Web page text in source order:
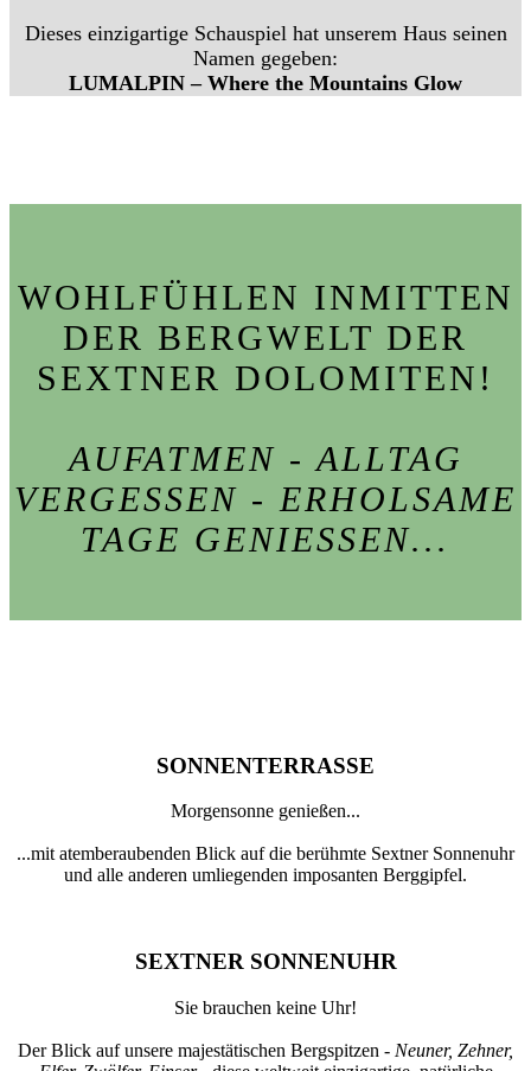
Dieses einzigartige Schauspiel hat unserem Haus seinen
Namen gegeben:
LUMALPIN – Where the Mountains Glow
WOHLFÜHLEN INMITTEN
DER BERGWELT DER
SEXTNER DOLOMITEN!
AUFATMEN - ALLTAG
VERGESSEN - ERHOLSAME
TAGE GENIESSEN...
SONNENTERRASSE
Morgensonne genießen...
...mit atemberaubenden Blick auf die berühmte Sextner Sonnenuhr
und alle anderen umliegenden imposanten Berggipfel.
SEXTNER SONNENUHR
Sie brauchen keine Uhr!
Der Blick auf unsere majestätischen Bergspitzen - Neuner, Zehner,